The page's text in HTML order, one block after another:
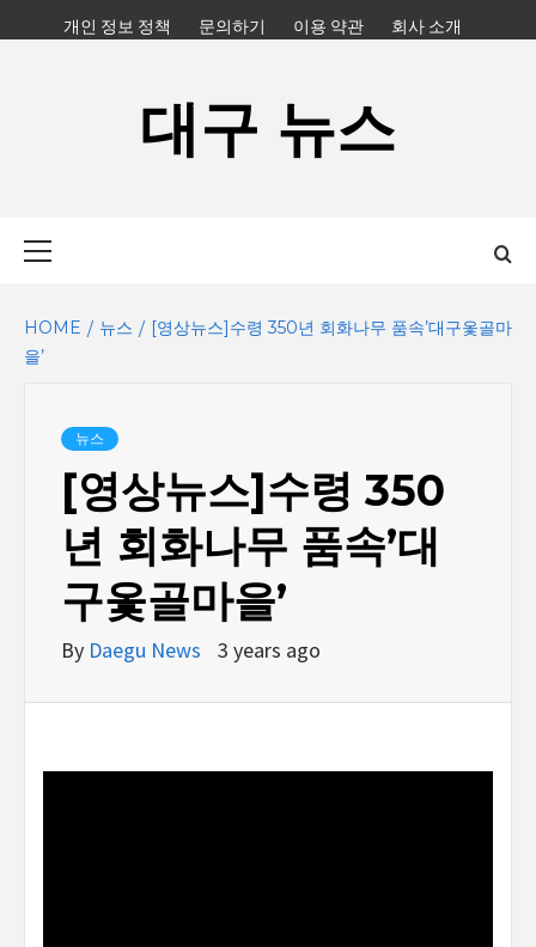
to
개인 정보 정책 문의하기 이용 약관 회사 소개
대구 뉴스
HOME 뉴스
[영상뉴스]수령 350년 회화나무 품속’대구옻골마
을’
뉴스
[영상뉴스]수령 350
년 회화나무 품속’대
구옻골마을’
By Daegu News 3 years ago